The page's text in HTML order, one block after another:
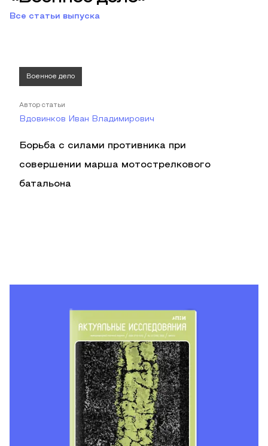
Все статьи выпуска
Военное дело
Автор статьи
Вдовинков Иван Владимирович
Борьба с силами противника при
совершении марша мотострелкового
батальона